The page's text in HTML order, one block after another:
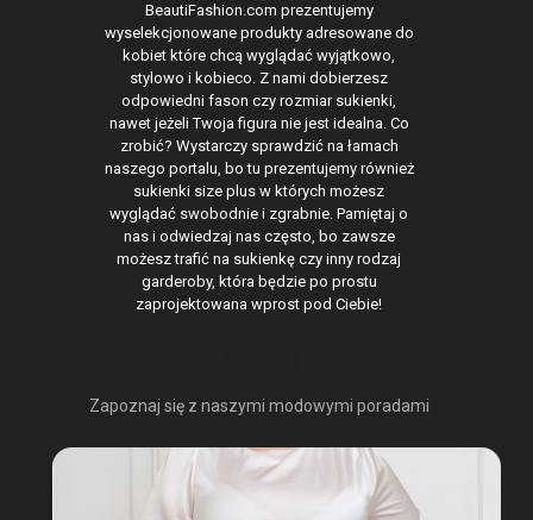
BeautiFashion.com prezentujemy
wyselekcjonowane produkty adresowane do
kobiet które chcą wyglądać wyjątkowo,
stylowo i kobieco. Z nami dobierzesz
odpowiedni fason czy rozmiar sukienki,
nawet jeżeli Twoja figura nie jest idealna. Co
zrobić? Wystarczy sprawdzić na łamach
naszego portalu, bo tu prezentujemy również
sukienki size plus w których możesz
wyglądać swobodnie i zgrabnie. Pamiętaj o
nas i odwiedzaj nas często, bo zawsze
możesz trafić na sukienkę czy inny rodzaj
garderoby, która będzie po prostu
zaprojektowana wprost pod Ciebie!
Zapoznaj się z naszymi modowymi poradami